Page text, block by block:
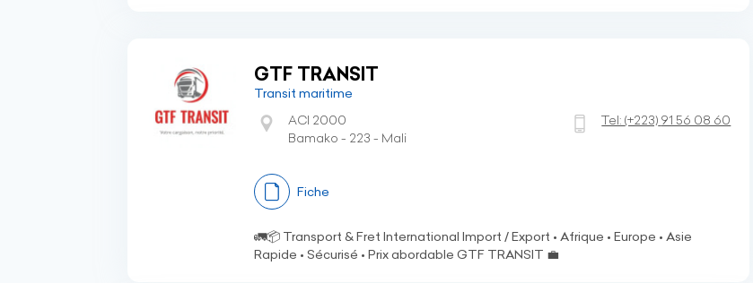
GTF TRANSIT
Transit maritime
ACI 2000
Bamako - 223 - Mali
Tel:(+223) 91 56 08 60
Fiche
🚛📦 Transport & Fret International Import / Export • Afrique • Europe • Asie
Rapide • Sécurisé • Prix abordable GTF TRANSIT 💼